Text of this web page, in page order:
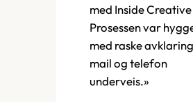
med Inside Creative
Prosessen var
med raske
mail og telefon
underveis.»